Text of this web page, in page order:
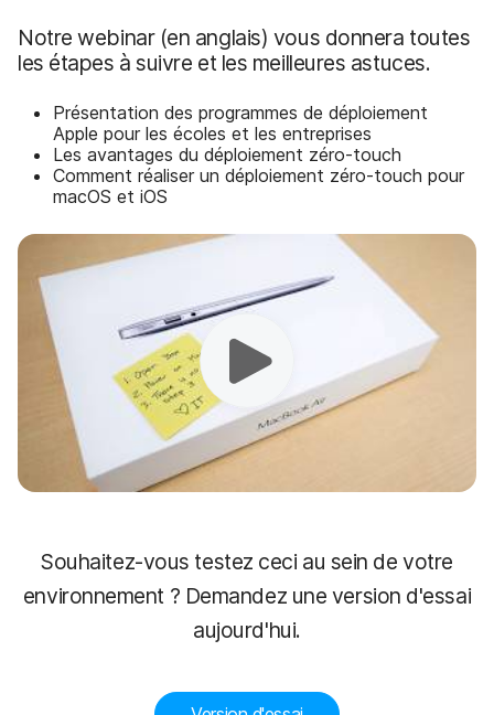
Notre webinar (en anglais) vous donnera toutes
les étapes à suivre et les meilleures astuces.
Présentation des programmes de déploiement
Apple pour les écoles et les entreprises
Les avantages du déploiement zéro-touch
Comment réaliser un déploiement zéro-touch pour
macOS et iOS
Souhaitez-vous testez ceci au sein de votre
environnement ? Demandez une version d'essai
aujourd'hui.